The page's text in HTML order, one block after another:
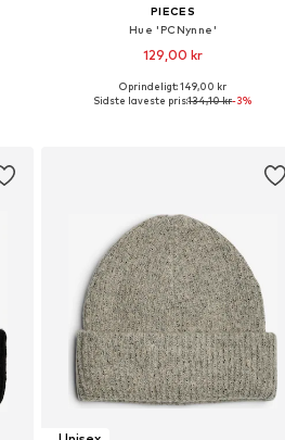
PIECES
Hue 'PCNynne'
129,00 kr
Tilgængelige størrelser: 55-60
Oprindeligt: 149,00 kr
Sidste laveste pris:134,10 kr-3%